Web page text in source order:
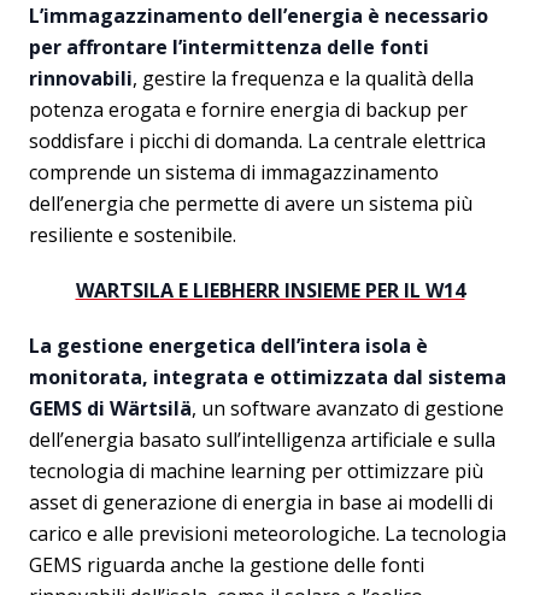
L’immagazzinamento dell’energia è necessario
per affrontare l’intermittenza delle fonti
rinnovabili, gestire la frequenza e la qualità della
potenza erogata e fornire energia di backup per
soddisfare i picchi di domanda. La centrale elettrica
comprende un sistema di immagazzinamento
dell’energia che permette di avere un sistema più
resiliente e sostenibile.
WARTSILA E LIEBHERR INSIEME PER IL W14
La gestione energetica dell’intera isola è
monitorata, integrata e ottimizzata dal sistema
GEMS di Wärtsilä, un software avanzato di gestione
dell’energia basato sull’intelligenza artificiale e sulla
tecnologia di machine learning per ottimizzare più
asset di generazione di energia in base ai modelli di
carico e alle previsioni meteorologiche. La tecnologia
GEMS riguarda anche la gestione delle fonti